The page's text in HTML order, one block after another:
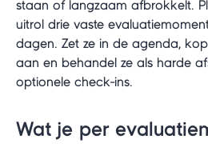
staan of langzaam afbrokkelt.
uitrol drie vaste
dagen. Zet ze in de agenda,
aan en behandel ze als harde
optionele check-ins.
Wat je per